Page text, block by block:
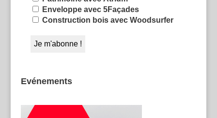
Enveloppe avec 5Façades
Construction bois avec Woodsurfer
Evénements